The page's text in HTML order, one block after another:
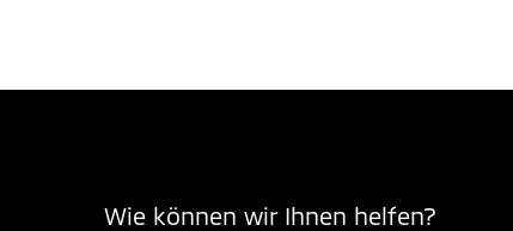
Wie können wir Ihnen helfen?